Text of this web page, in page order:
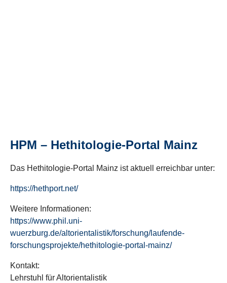
HPM – Hethitologie-Portal Mainz
Das Hethitologie-Portal Mainz ist aktuell erreichbar unter:
https://hethport.net/
Weitere Informationen:
https://www.phil.uni-
wuerzburg.de/altorientalistik/forschung/laufende-
forschungsprojekte/hethitologie-portal-mainz/
Kontakt:
Lehrstuhl für Altorientalistik